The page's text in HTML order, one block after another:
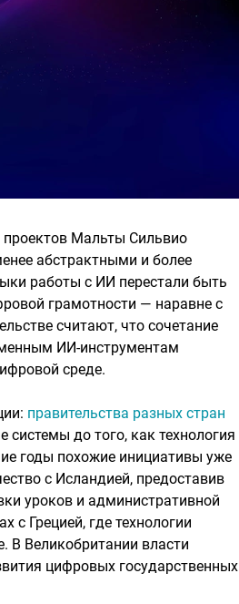
проектов Мальты Сильвио
абстрактными и более
работы с ИИ перестали быть
грамотности — наравне с
считают, что сочетание
ИИ-инструментам
среде.
правительства разных стран
системы до того, как технология
годы похожие инициативы уже
с Исландией, предоставив
уроков и административной
с Грецией, где технологии
В Великобритании власти
цифровых государственных